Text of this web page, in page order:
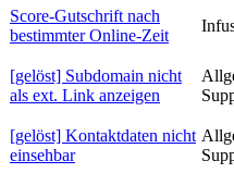
Score-Gutschrift nach
bestimmter Online-Zeit
[gelöst] Subdomain nicht
als ext. Link anzeigen
[gelöst] Kontaktdaten nicht
einsehbar